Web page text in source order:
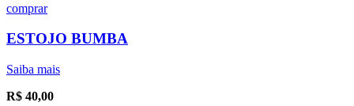
comprar
ESTOJO BUMBA
Saiba mais
R$ 40,00